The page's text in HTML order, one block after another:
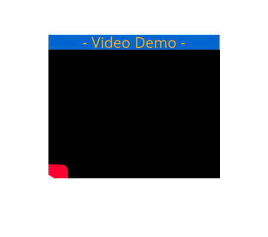
- Video Demo -